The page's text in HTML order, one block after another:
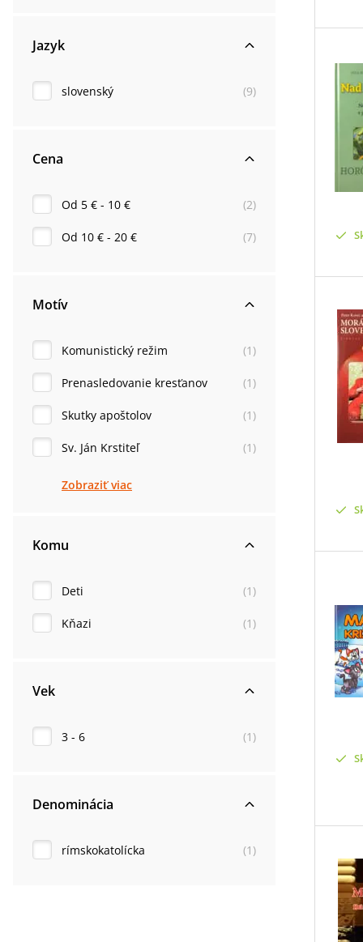
Jazyk
slovenský (9)
Cena
Od 5 € - 10 € (2)
Od 10 € - 20 € (7)
Motív
Komunistický režim (1 )
Prenasledovanie kresťanov (1 )
Skutky apoštolov (1 )
Sv. Ján Krstiteľ (1 )
Zobraziť viac
Komu
Deti (1 )
Kňazi (1 )
Vek
3 - 6 (1 )
Denominácia
rímskokatolícka (1 )